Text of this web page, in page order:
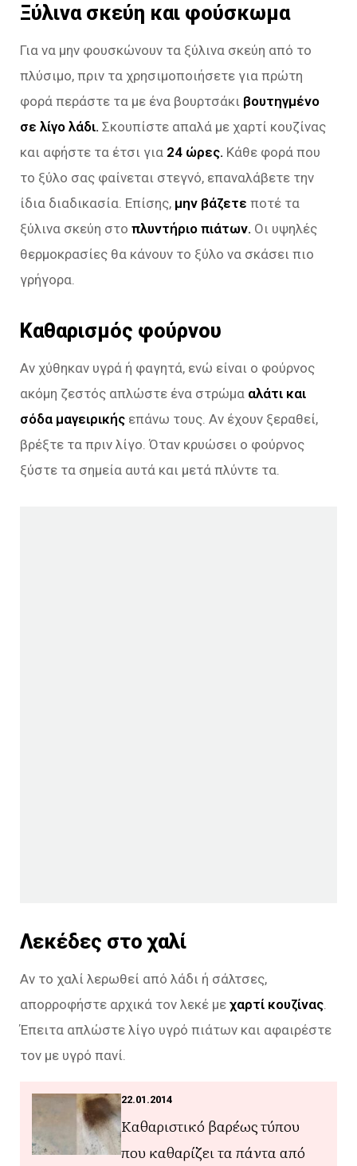
Ξύλινα σκεύη και φούσκωμα
Για να μην φουσκώνουν τα ξύλινα σκεύη από το
πλύσιμο, πριν τα χρησιμοποιήσετε για πρώτη
φορά περάστε τα με ένα βουρτσάκι βουτηγμένο
σε λίγο λάδι. Σκουπίστε απαλά με χαρτί κουζίνας
και αφήστε τα έτσι για 24 ώρες. Κάθε φορά που
το ξύλο σας φαίνεται στεγνό, επαναλάβετε την
ίδια διαδικασία. Επίσης, μην βάζετε ποτέ τα
ξύλινα σκεύη στο πλυντήριο πιάτων. Οι υψηλές
θερμοκρασίες θα κάνουν το ξύλο να σκάσει πιο
γρήγορα.
Καθαρισμός φούρνου
Αν χύθηκαν υγρά ή φαγητά, ενώ είναι ο φούρνος
ακόμη ζεστός απλώστε ένα στρώμα αλάτι και
σόδα μαγειρικής επάνω τους. Αν έχουν ξεραθεί,
βρέξτε τα πριν λίγο. Όταν κρυώσει ο φούρνος
ξύστε τα σημεία αυτά και μετά πλύντε τα.
Λεκέδες στο χαλί
Αν το χαλί λερωθεί από λάδι ή σάλτσες,
απορροφήστε αρχικά τον λεκέ με χαρτί κουζίνας
Έπειτα απλώστε λίγο υγρό πιάτων και αφαιρέστε
τον με υγρό πανί.
22.01.2014
Καθαριστικό βαρέως τύπου
που καθαρίζει τα πάντα από